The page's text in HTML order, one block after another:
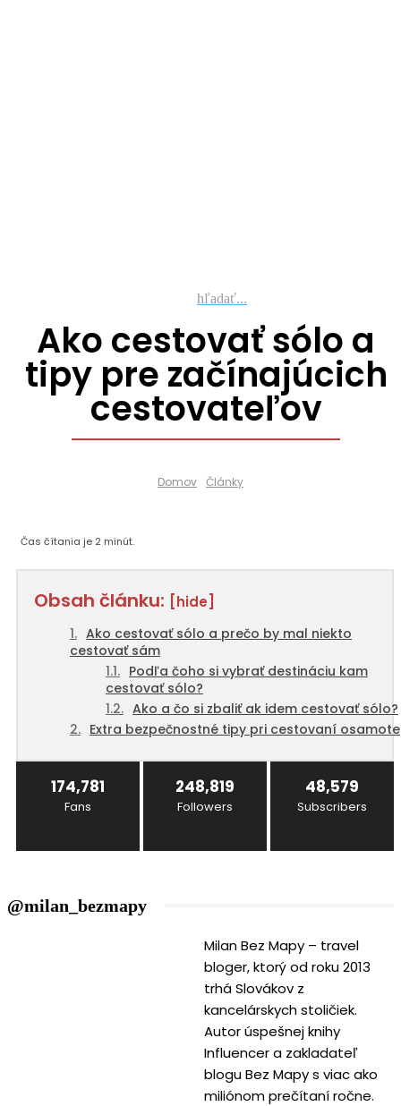
hľadať...
Ako cestovať sólo a
tipy pre začínajúcich
cestovateľov
Domov Články
Čas čítania je 2 minút.
Obsah článku: [hide]
Ako cestovať sólo a prečo by mal niekto
cestovať sám
Podľa čoho si vybrať destináciu kam
cestovať sólo?
Ako a čo si zbaliť ak idem cestovať sólo?
Extra bezpečnostné tipy pri cestovaní osamote
174,781
Fans
248,819
Followers
48,579
Subscribers
@milan_bezmapy
Milan Bez Mapy – travel
bloger, ktorý od roku 2013
trhá Slovákov z
kancelárskych stoličiek.
Autor úspešnej knihy
Influencer a zakladateľ
blogu Bez Mapy s viac ako
miliónom prečítaní ročne.